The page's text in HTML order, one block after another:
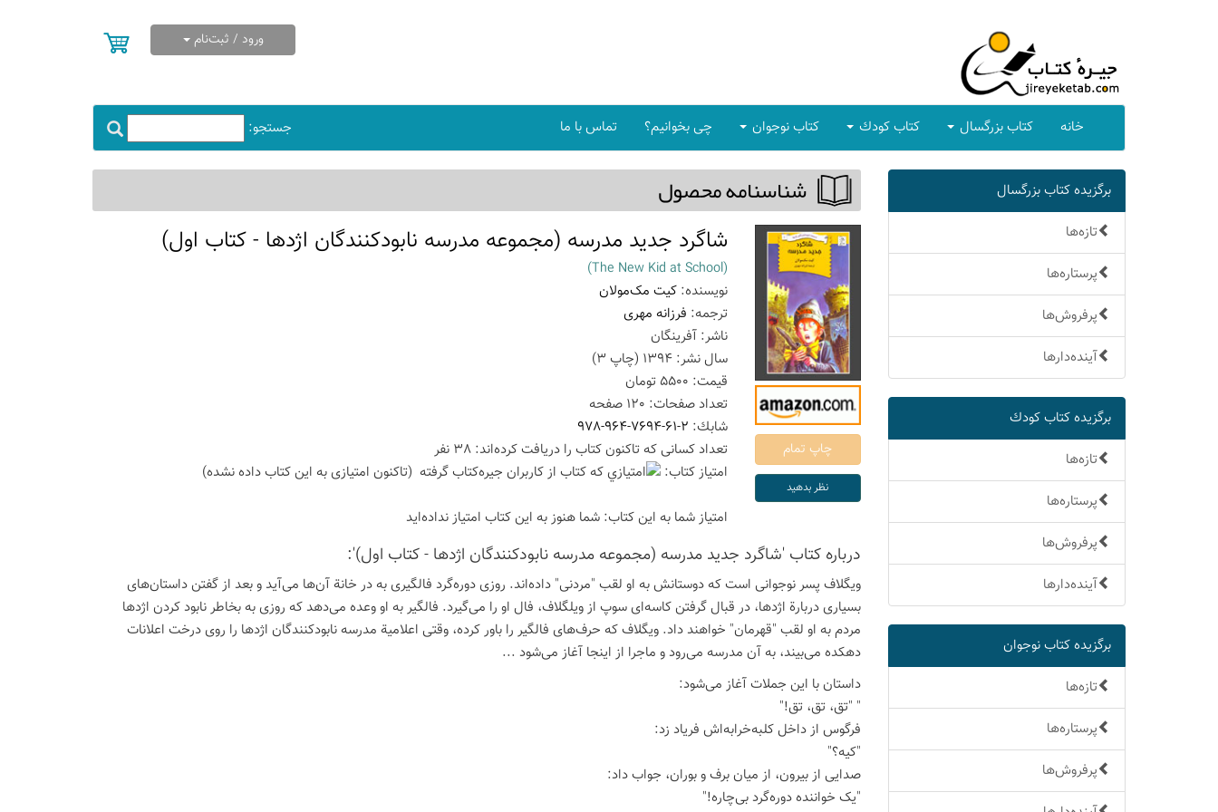
ورود / ثبت‌نام
جستجو: خانه كتاب بزرگسال كتاب كودك كتاب نوجوان چی بخوانیم؟ تماس با ما
برگزیده كتاب بزرگسال
تازه‌ها
پرستاره‌ها
پرفروش‌ها
آینده‌دارها
برگزیده كتاب كودك
تازه‌ها
پرستاره‌ها
پرفروش‌ها
آینده‌دارها
برگزیده كتاب نوجوان
تازه‌ها
پرستاره‌ها
پرفروش‌ها
شناسنامه محصول
شاگرد جدید مدرسه (مجموعه مدرسه نابودکنندگان اژدها - کتاب اول)
(The New Kid at School)
نویسنده: کیت مک‌مولان
ترجمه: فرزانه مهری
ناشر: آفرینگان
سال نشر: 1394 (چاپ 3
)
قیمت: 5500 تومان
تعداد صفحات: 120 صفحه
شابك: 978-964-7694-61-2
تعداد كسانی كه تاكنون كتاب را دریافت كرده‌اند: 38 نفر
امتیاز كتاب:
(تاكنون امتیازی به این كتاب داده نشده)
امتیاز شما به این كتاب: شما هنوز به این كتاب امتیاز نداده‌اید
درباره كتاب 'شاگرد جدید مدرسه (مجموعه مدرسه نابودکنندگان اژدها - کتاب اول)':
ویگلاف پسر نوجوانی است که دوستانش به او لقب "مردنی" داده‌اند. روزی دوره‌گرد فالگیری به در خانة آن‌ها می‌آید و بعد از گفتن داستان‌های
بسیاری دربارة اژدها، در قبال گرفتن کاسه‌ای سوپ از ویلگلاف، فال او را می‌گیرد. فالگیر به او وعده می‌دهد که روزی به بخاطر نابود کردن اژدها
مردم به او لقب "قهرمان" خواهند داد. ویگلاف که حرف‌های فالگیر را باور کرده، وقتی اعلامیة مدرسه نابودکنندگان اژدها را روی درخت اعلانات
دهکده می‌بیند، به آن مدرسه می‌رود و ماجرا از اینجا آغاز می‌شود ...
داستان با این جملات آغاز می‌شود:
" "تق، تق، تق!"
فرگوس از داخل کلبه‌خرابه‌اش فریاد زد:
"کیه؟"
صدایی از بیرون، از میان برف و بوران، جواب داد:
"یک خواننده دوره‌گرد بی‌چاره!"